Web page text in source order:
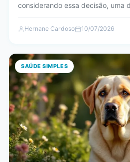
considerando essa decisão, uma
Hernane Cardoso 10/07/2026
SAÚDE SIMPLES